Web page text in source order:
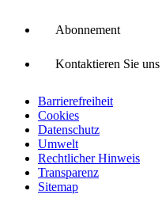
Abonnement
Kontaktieren Sie uns
Barrierefreiheit
Cookies
Datenschutz
Umwelt
Rechtlicher Hinweis
Transparenz
Sitemap